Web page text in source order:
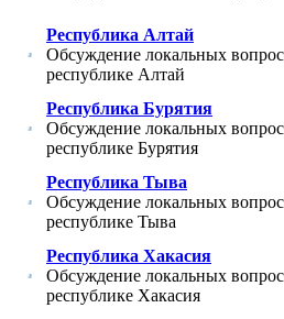
Республика Алтай
Обсуждение локальных
республике Алтай
Республика Бурятия
Обсуждение локальных
республике Бурятия
Республика Тыва
Обсуждение локальных
республике Тыва
Республика Хакасия
Обсуждение локальных
республике Хакасия